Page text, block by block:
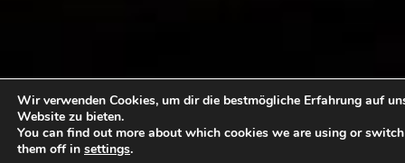
Wir verwenden Cookies, um dir die bestmögliche Erfahrung auf
Website zu bieten.
You can find out more about which cookies we are using or switch
them off in settings.